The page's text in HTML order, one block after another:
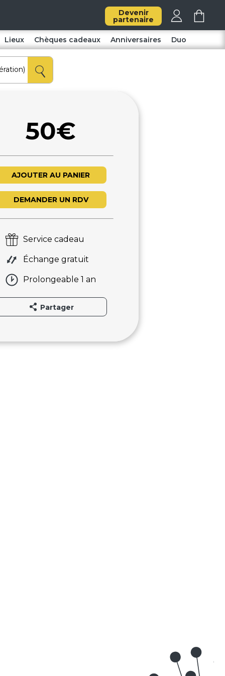
Devenir
partenaire
Lieux Chèques cadeaux Anniversaires Duo
50€
AJOUTER AU PANIER
DEMANDER UN RDV
Service cadeau
Échange gratuit
Prolongeable 1 an
Partager